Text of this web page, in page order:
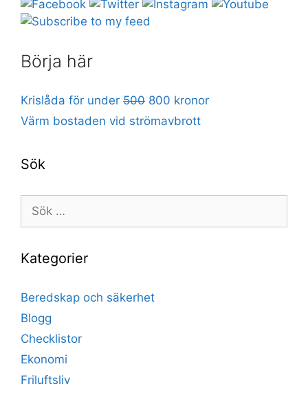
Börja här
Krislåda för under 500 800 kronor
Värm bostaden vid strömavbrott
Sök
Sök
efter:
Kategorier
Beredskap och säkerhet
Blogg
Checklistor
Ekonomi
Friluftsliv